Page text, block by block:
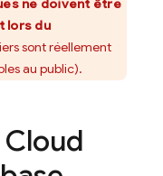
ne doivent être
lors du
sont réellement
au public).
Cloud